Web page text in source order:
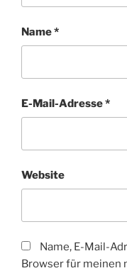
Name*
E-Mail-Adresse*
Website
Name, E-Mail-
Browser für meinen